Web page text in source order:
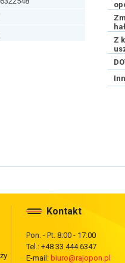
Z
Kontakt
Pon. - Pt. 8:00 - 17:00
Tel.: +48 33 444 6347
E-mail: biuro@rajopon.pl